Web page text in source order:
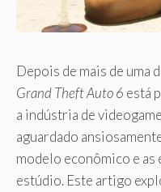
Depois de mais de uma
Grand Theft Auto 6 está
a indústria de
aguardado
modelo econômico e
estúdio. Este artigo